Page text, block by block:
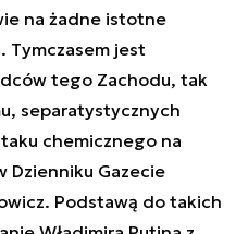
na żadne istotne
Tymczasem jest
tego Zachodu, tak
separatystycznych
chemicznego na
Dzienniku Gazecie
Podstawą do takich